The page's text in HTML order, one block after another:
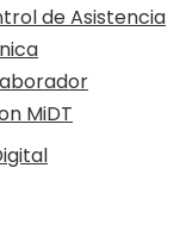
de Asistencia
MiDT